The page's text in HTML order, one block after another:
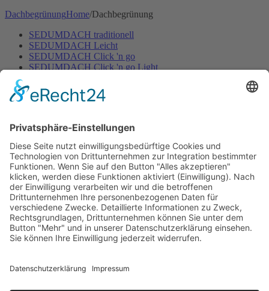
DachbegrünungHome/Dachbegrünung
SEDUMDACH traditionell
SEDUMDACH Leicht
SEDUMDACH Click 'n go
SEDUMDACH Click 'n go Light
Biodiversitätsdach Leicht
Rasen
Hecken & Beete
Zubehör Bewässerung
MähroboterHome/Mähroboter
Mähroboter mit Begrenzungskabel
Mähroboter ohne Begrenzungskabel
Zubehör für Mähroboter
DüngerHome/Dünger
Rasaflor